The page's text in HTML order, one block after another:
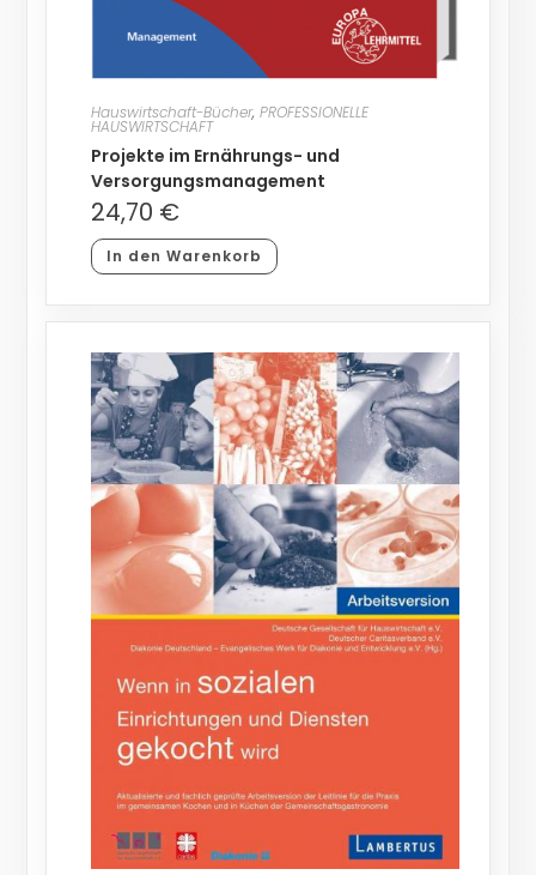
Hauswirtschaft-Bücher, PROFESSIONELLE
HAUSWIRTSCHAFT
Projekte im Ernährungs- und
Versorgungsmanagement
24,70 €
In den Warenkorb